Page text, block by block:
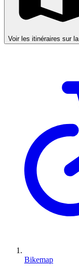
Voir les itinéraires sur
Bikemap